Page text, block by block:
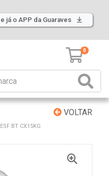
já o APP da Guaraves
0
VOLTAR
BT CX15KG